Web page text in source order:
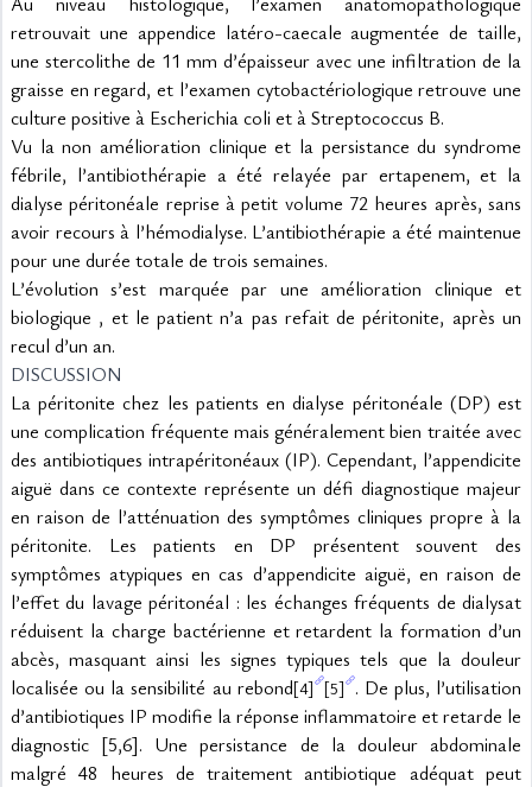
retrouvait une appendice latéro-caecale augmentée de taille,
une stercolithe de 11 mm d’épaisseur avec une infiltration de la
graisse en regard, et l’examen cytobactériologique retrouve une
culture positive à Escherichia coli et à Streptococcus B.
Vu la non amélioration clinique et la persistance du syndrome
fébrile, l’antibiothérapie a été relayée par ertapenem, et la
dialyse péritonéale reprise à petit volume 72 heures après, sans
avoir recours à l’hémodialyse. L’antibiothérapie a été maintenue
pour une durée totale de trois semaines.
L’évolution s’est marquée par une amélioration clinique et
biologique , et le patient n’a pas refait de péritonite, après un
recul d’un an.
DISCUSSION
La péritonite chez les patients en dialyse péritonéale (DP) est
une complication fréquente mais généralement bien traitée avec
des antibiotiques intrapéritonéaux (IP). Cependant, l’appendicite
aiguë dans ce contexte représente un défi diagnostique majeur
en raison de l’atténuation des symptômes cliniques propre à la
péritonite. Les patients en DP présentent souvent des
symptômes atypiques en cas d’appendicite aiguë, en raison de
l’effet du lavage péritonéal : les échanges fréquents de dialysat
réduisent la charge bactérienne et retardent la formation d’un
abcès, masquant ainsi les signes typiques tels que la douleur
localisée ou la sensibilité au rebond[4] [5] . De plus, l’utilisation
d’antibiotiques IP modifie la réponse inflammatoire et retarde le
diagnostic [5,6]. Une persistance de la douleur abdominale
malgré 48 heures de traitement antibiotique adéquat peut